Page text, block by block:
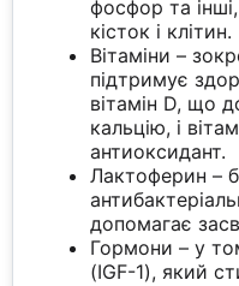
фосфор та
кісток і клітин.
Вітаміни –
підтримує
вітамін D, що
кальцію, і
антиоксидант.
Лактоферин –
допомагає
Гормони – у
(IGF-1), який